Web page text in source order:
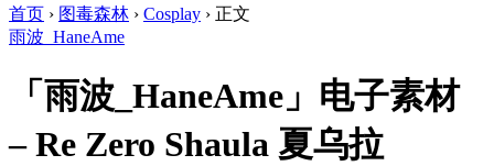
首页 › 图毒森林 › Cosplay › 正文
雨波_HaneAme
「雨波_HaneAme」电子素材
– Re Zero Shaula 夏乌拉